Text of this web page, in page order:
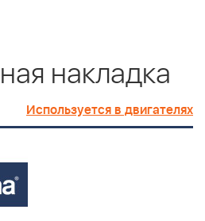
накладка
Используется в двигателях